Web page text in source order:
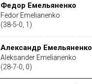
Федор Емельяненко
Fedor Emelianenko
(38-5-0, 1)
Александр Емельяненко
Aleksander Emelianenko
(28-7-0, 0)